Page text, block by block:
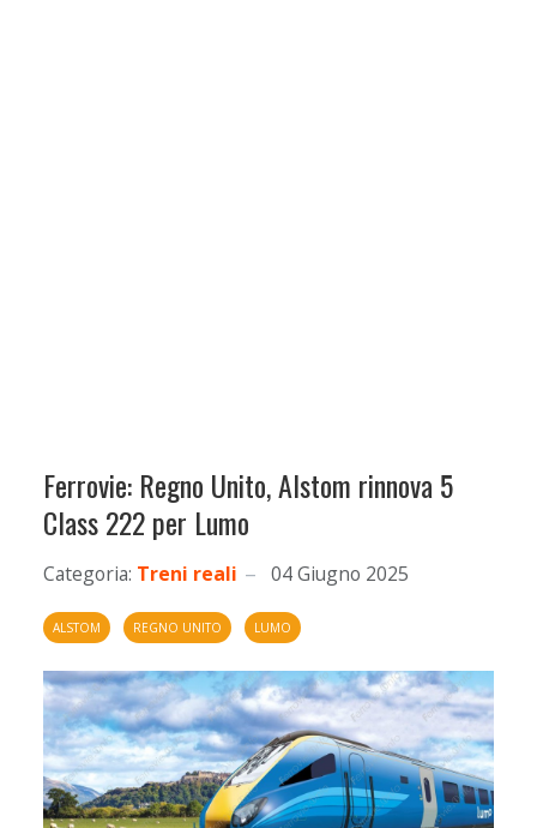
Ferrovie: Regno Unito, Alstom rinnova 5
Class 222 per Lumo
Categoria: Treni reali 04 Giugno 2025
ALSTOM REGNO UNITO LUMO